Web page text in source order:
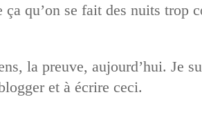
qu’on se fait des nuits trop
la preuve, aujourd’hui. Je
et à écrire ceci.